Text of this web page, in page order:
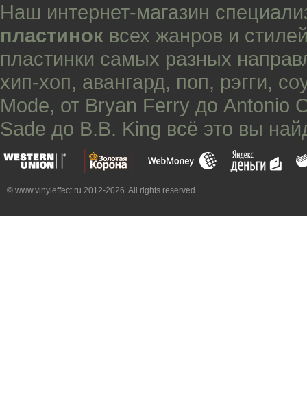
Наш интернет-магазин
пластинок всех жанров и
пластинки самых разных
хип-хоп, авангард, поп, рэгги,
Mode, от Bryan Ferry до Antonio
Sade до B.B. King всё это вы
© www.vinyleffect.ru 2012-2026. All rights reserved.